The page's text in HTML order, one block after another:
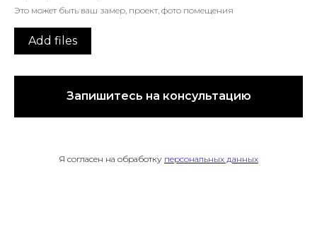
Это может быть ваш замер, проект, фото помещения
Add files
Запишитесь на консультацию
Я согласен на обработку персональных данных